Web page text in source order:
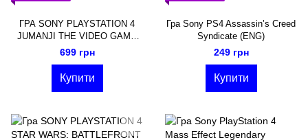
ГРА SONY PLAYSTATION 4
JUMANJI THE VIDEO GAME
Російські субтитри
699 грн
Купити
Гра Sony PS4 Assassin’s Creed
Syndicate (ENG)
249 грн
Купити